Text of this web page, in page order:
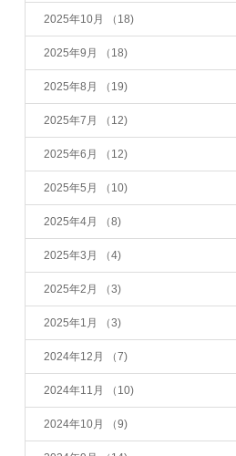
2025年10月 （18)
2025年9月 （18)
2025年8月 （19)
2025年7月 （12)
2025年6月 （12)
2025年5月 （10)
2025年4月 （8)
2025年3月 （4)
2025年2月 （3)
2025年1月 （3)
2024年12月 （7)
2024年11月 （10)
2024年10月 （9)